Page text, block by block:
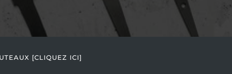
[CLIQUEZ ICI]